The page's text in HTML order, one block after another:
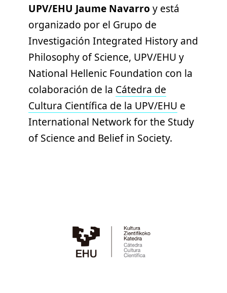
UPV/EHU Jaume Navarro y está
organizado por el Grupo de
Investigación Integrated History and
Philosophy of Science, UPV/EHU y
National Hellenic Foundation con la
colaboración de la Cátedra de
Cultura Científica de la UPV/EHU e
International Network for the Study
of Science and Belief in Society.